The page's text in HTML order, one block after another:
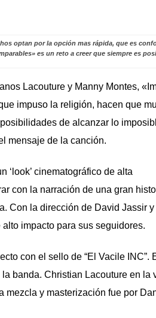
optan por la opción mas rápida, que es
es un reto a creer que siempre es
Lacouture y Manny Montes,
impuso la religión, hacen que
de alcanzar lo
mensaje de la canción.
‘look’ cinematográfico de alta
con la narración de una gran
Con la dirección de David Jassir
impacto para sus seguidores.
con el sello de “El Vacile
banda. Christian Lacouture en la
mezcla y masterización fue por